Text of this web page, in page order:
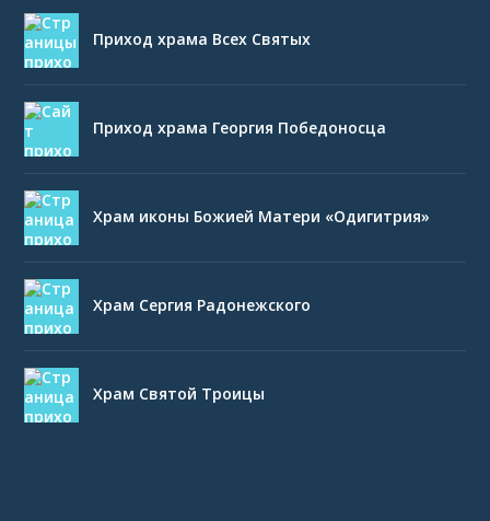
Приход храма Всех Святых
Приход храма Георгия Победоносца
Храм иконы Божией Матери «Одигитрия»
Храм Сергия Радонежского
Храм Святой Троицы